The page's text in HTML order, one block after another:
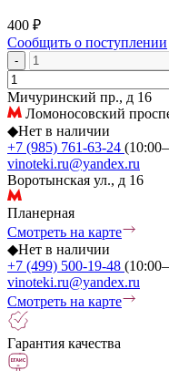
400 ₽
Сообщить о поступлении
-
Мичуринский пр., д 16
Ломоносовский
◆Нет в наличии
+7 (985) 761-63-24
vinoteki.ru@yandex.ru
Воротынская ул., д 16
Планерная
Смотреть на карте
◆Нет в наличии
+7 (499) 500-19-48
vinoteki.ru@yandex.ru
Смотреть на карте
Гарантия качества